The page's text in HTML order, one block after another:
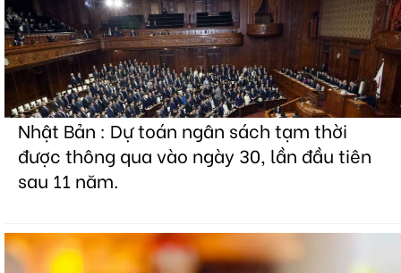
Nhật Bản : Dự toán ngân sách tạm thời
được thông qua vào ngày 30, lần đầu tiên
sau 11 năm.